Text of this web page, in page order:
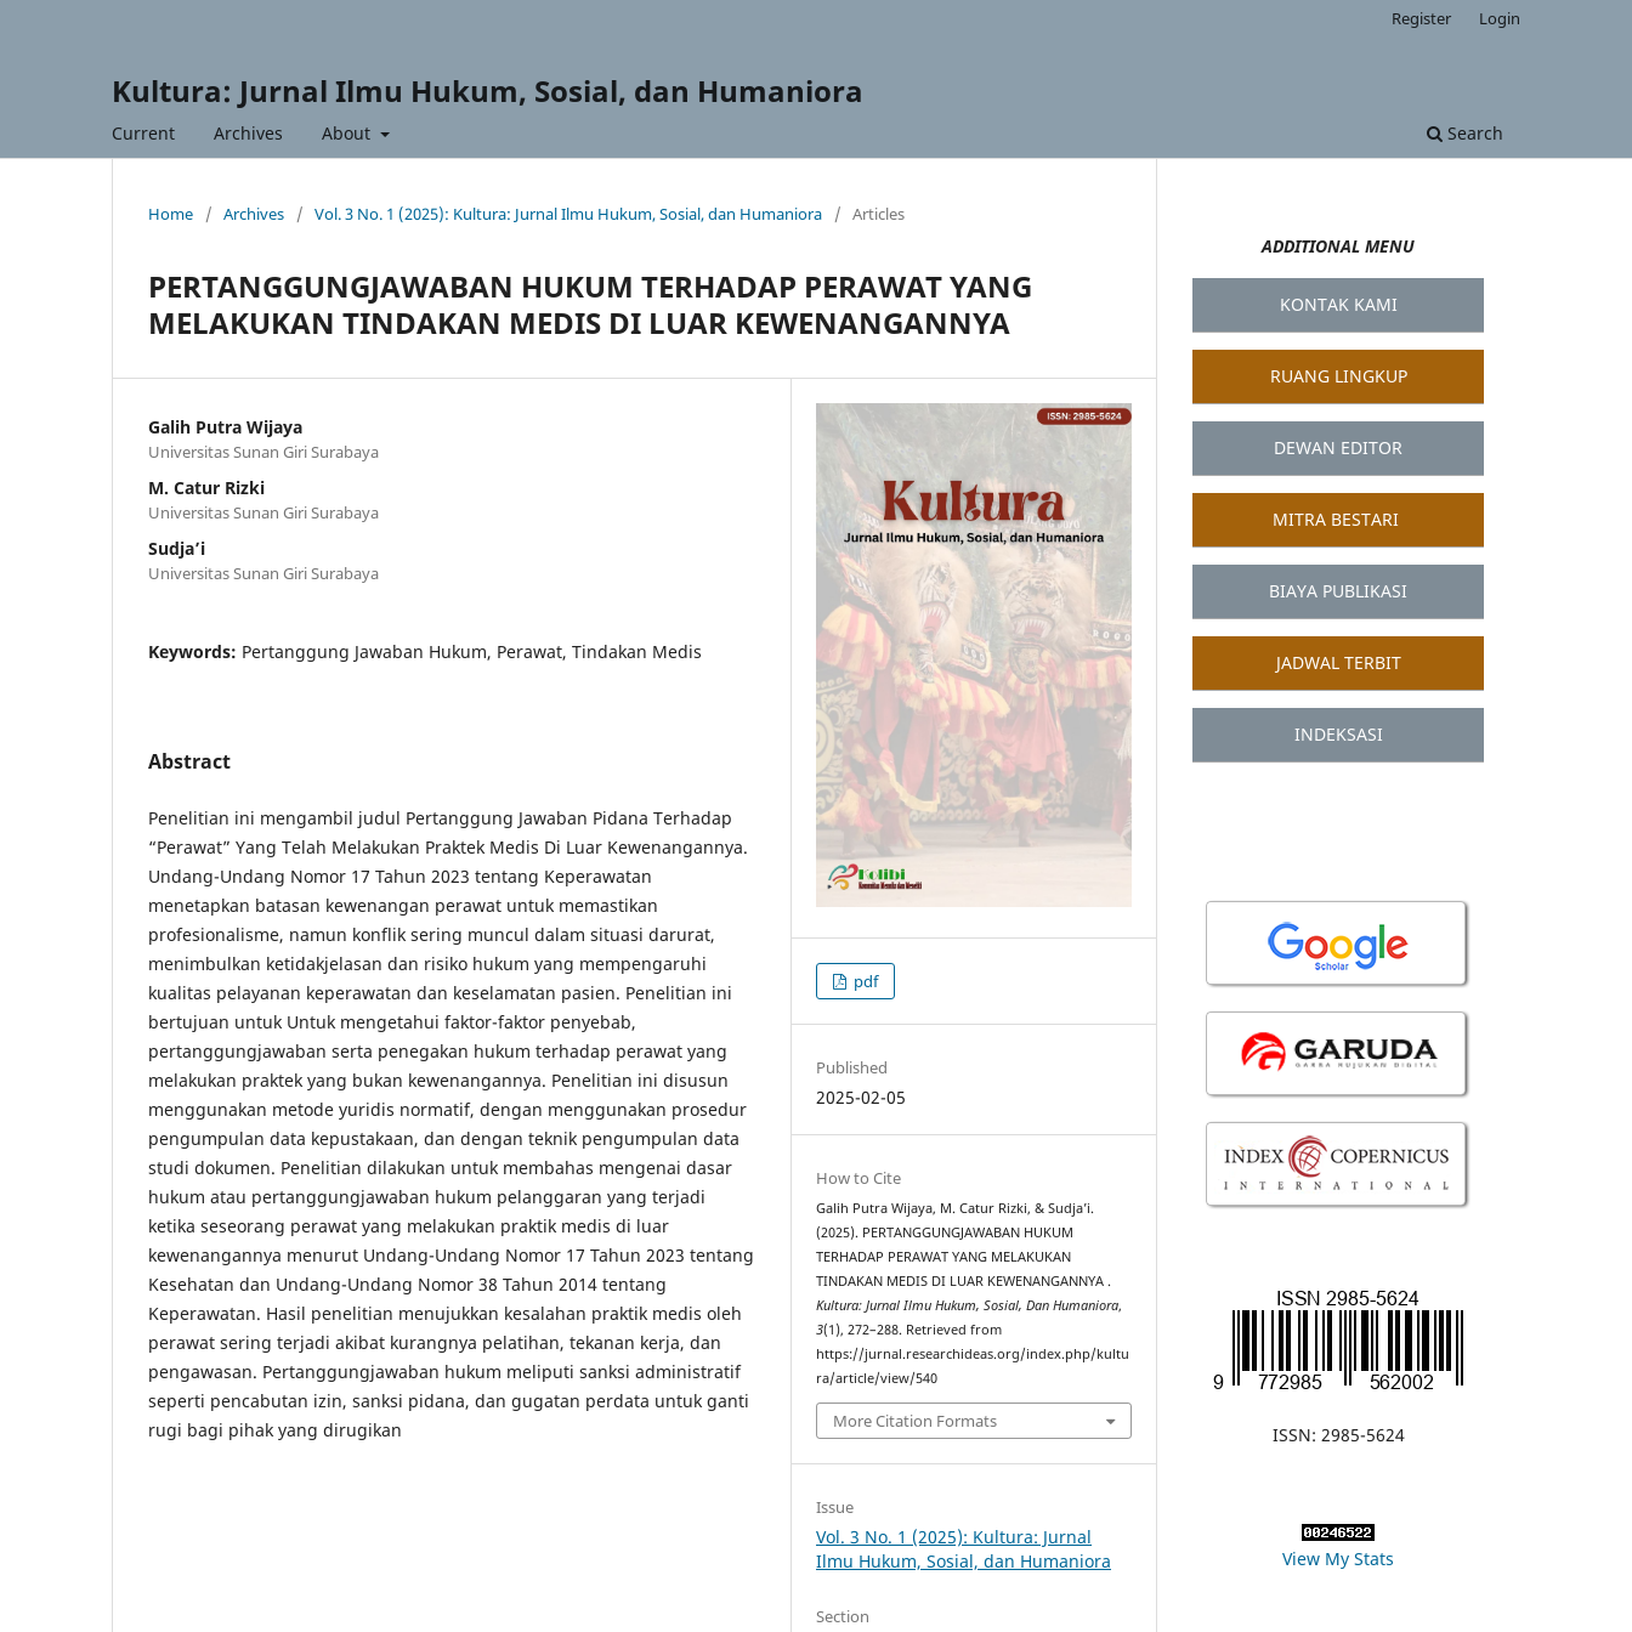
Kultura: Jurnal Ilmu Hukum, Sosial, dan Humaniora
Current Archives About Search
Register Login
Home / Archives / Vol. 3 No. 1 (2025): Kultura: Jurnal Ilmu Hukum, Sosial, dan Humaniora / Articles
PERTANGGUNGJAWABAN HUKUM TERHADAP PERAWAT YANG
MELAKUKAN TINDAKAN MEDIS DI LUAR KEWENANGANNYA
Galih Putra Wijaya
Universitas Sunan Giri Surabaya
M. Catur Rizki
Universitas Sunan Giri Surabaya
Sudja’i
Universitas Sunan Giri Surabaya
Keywords: Pertanggung Jawaban Hukum, Perawat, Tindakan Medis
Abstract
Penelitian ini mengambil judul Pertanggung Jawaban Pidana Terhadap
“Perawat” Yang Telah Melakukan Praktek Medis Di Luar Kewenangannya.
Undang-Undang Nomor 17 Tahun 2023 tentang Keperawatan
menetapkan batasan kewenangan perawat untuk memastikan
profesionalisme, namun konflik sering muncul dalam situasi darurat,
menimbulkan ketidakjelasan dan risiko hukum yang mempengaruhi
kualitas pelayanan keperawatan dan keselamatan pasien. Penelitian ini
bertujuan untuk Untuk mengetahui faktor-faktor penyebab,
pertanggungjawaban serta penegakan hukum terhadap perawat yang
melakukan praktek yang bukan kewenangannya. Penelitian ini disusun
menggunakan metode yuridis normatif, dengan menggunakan prosedur
pengumpulan data kepustakaan, dan dengan teknik pengumpulan data
studi dokumen. Penelitian dilakukan untuk membahas mengenai dasar
hukum atau pertanggungjawaban hukum pelanggaran yang terjadi
ketika seseorang perawat yang melakukan praktik medis di luar
kewenangannya menurut Undang-Undang Nomor 17 Tahun 2023 tentang
Kesehatan dan Undang-Undang Nomor 38 Tahun 2014 tentang
Keperawatan. Hasil penelitian menujukkan kesalahan praktik medis oleh
perawat sering terjadi akibat kurangnya pelatihan, tekanan kerja, dan
pengawasan. Pertanggungjawaban hukum meliputi sanksi administratif
seperti pencabutan izin, sanksi pidana, dan gugatan perdata untuk ganti
rugi bagi pihak yang dirugikan
pdf
Published
2025-02-05
How to Cite
Galih Putra Wijaya, M. Catur Rizki, & Sudja’i.
(2025). PERTANGGUNGJAWABAN HUKUM
TERHADAP PERAWAT YANG MELAKUKAN
TINDAKAN MEDIS DI LUAR KEWENANGANNYA .
Kultura: Jurnal Ilmu Hukum, Sosial, Dan Humaniora,
3(1), 272–288. Retrieved from
https://jurnal.researchideas.org/index.php/kultu
ra/article/view/540
More Citation Formats
Issue
Vol. 3 No. 1 (2025): Kultura: Jurnal
Ilmu Hukum, Sosial, dan Humaniora
Section
ADDITIONAL MENU
KONTAK KAMI
RUANG LINGKUP
DEWAN EDITOR
MITRA BESTARI
BIAYA PUBLIKASI
JADWAL TERBIT
INDEKSASI
ISSN: 2985-5624
View My Stats